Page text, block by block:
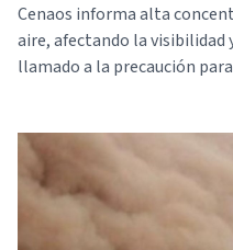
Cenaos informa alta
aire, afectando la visibilidad
llamado a la precaución